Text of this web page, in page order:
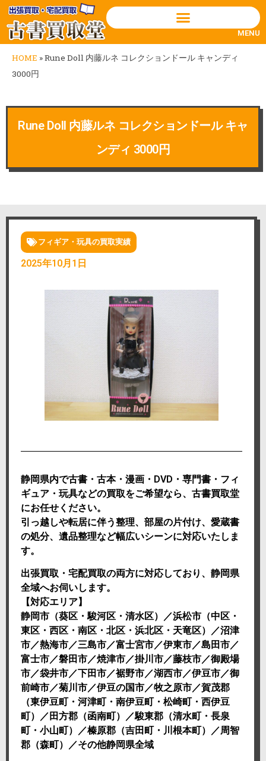
MENU
HOME »Rune Doll 内藤ルネ コレクションドール キャンディ
3000円
Rune Doll 内藤ルネ コレクションドール キャ
ンディ 3000円
フィギア・玩具の買取実績
2025年10月1日
静岡県内で古書・古本・漫画・DVD・専門書・フィ
ギュア・玩具などの買取をご希望なら、古書買取堂
にお任せください。
引っ越しや転居に伴う整理、部屋の片付け、愛蔵書
の処分、遺品整理など幅広いシーンに対応いたしま
す。
出張買取・宅配買取の両方に対応しており、静岡県
全域へお伺いします。
【対応エリア】
静岡市（葵区・駿河区・清水区）／浜松市（中区・
東区・西区・南区・北区・浜北区・天竜区）／沼津
市／熱海市／三島市／富士宮市／伊東市／島田市／
富士市／磐田市／焼津市／掛川市／藤枝市／御殿場
市／袋井市／下田市／裾野市／湖西市／伊豆市／御
前崎市／菊川市／伊豆の国市／牧之原市／賀茂郡
（東伊豆町・河津町・南伊豆町・松崎町・西伊豆
町）／田方郡（函南町）／駿東郡（清水町・長泉
町・小山町）／榛原郡（吉田町・川根本町）／周智
郡（森町）／その他静岡県全域